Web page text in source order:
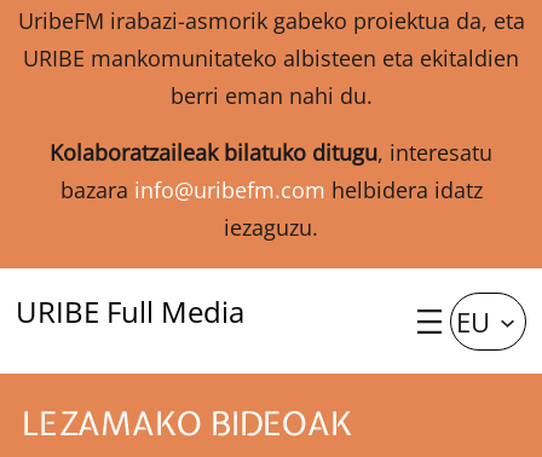
UribeFM irabazi-asmorik gabeko proiektua da, eta
URIBE mankomunitateko albisteen eta ekitaldien
berri eman nahi du.
Kolaboratzaileak bilatuko ditugu, interesatu
bazara info@uribefm.com helbidera idatz
iezaguzu.
URIBE Full Media EU
LEZAMAKO BIDEOAK